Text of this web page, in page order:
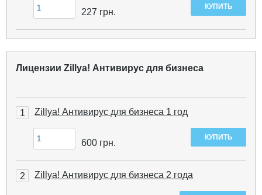
227 грн.
Лицензии Zillya! Антивирус для бизнеса
1 Zillya! Антивирус для бизнеса 1 год
600 грн.
2 Zillya! Антивирус для бизнеса 2 года